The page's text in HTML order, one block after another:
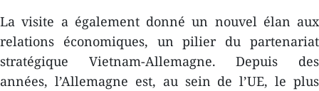
La visite a également donné un nouvel élan aux
relations économiques, un pilier du partenariat
stratégique Vietnam-Allemagne. Depuis des
années, l’Allemagne est, au sein de l’UE, le plus